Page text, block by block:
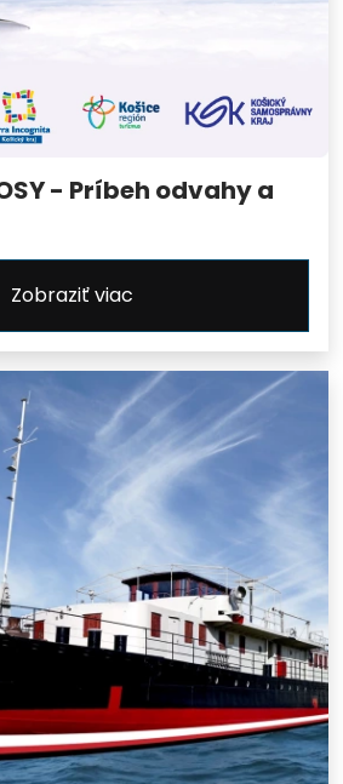
- Príbeh odvahy a
Zobraziť viac